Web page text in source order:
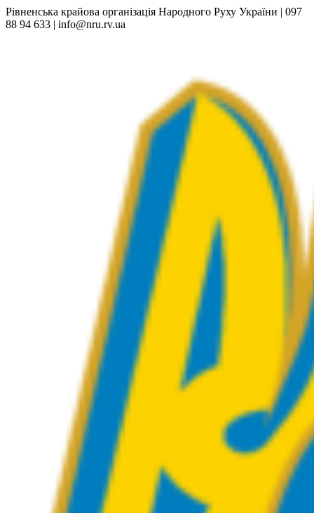
Рівненська крайова організація Народного Руху України | 097
88 94 633 | info@nru.rv.ua